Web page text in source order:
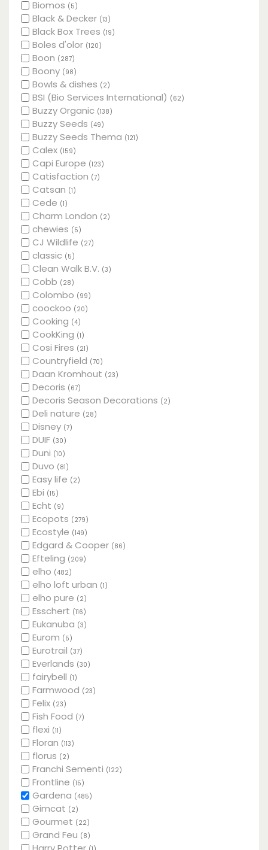
Biomos (5)
Black & Decker (13)
Black Box Trees (19)
Boles d'olor (120)
Boon (287)
Boony (98)
Bowls & dishes (2)
BSI (Bio Services International) (62)
Buzzy Organic (138)
Buzzy Seeds (49)
Buzzy Seeds Thema (121)
Calex (159)
Capi Europe (123)
Catisfaction (7)
Catsan (1)
Cede (1)
Charm London (2)
chewies (5)
CJ Wildlife (27)
classic (5)
Clean Walk B.V. (3)
Cobb (28)
Colombo (99)
coockoo (20)
Cooking (4)
CookKing (1)
Cosi Fires (21)
Countryfield (70)
Daan Kromhout (23)
Decoris (67)
Decoris Season Decorations (2)
Deli nature (28)
Disney (7)
DUIF (30)
Duni (10)
Duvo (81)
Easy life (2)
Ebi (15)
Echt (9)
Ecopots (279)
Ecostyle (149)
Edgard & Cooper (86)
Efteling (209)
elho (482)
elho loft urban (1)
elho pure (2)
Esschert (116)
Eukanuba (3)
Eurom (5)
Eurotrail (37)
Everlands (30)
fairybell (1)
Farmwood (23)
Felix (23)
Fish Food (7)
flexi (11)
Floran (113)
florus (2)
Franchi Sementi (122)
Frontline (15)
Gardena (485)
Gimcat (2)
Gourmet (22)
Grand Feu (8)